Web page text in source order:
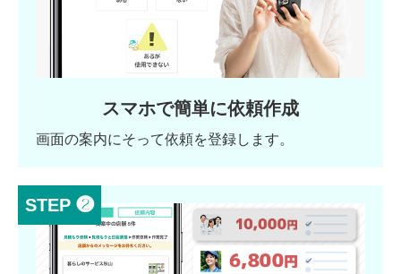
スマホで簡単に依頼作成
画面の案内にそって依頼を登録します。
STEP ❷